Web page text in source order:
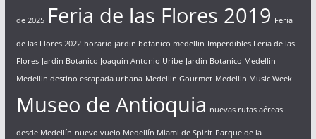
de 2025 Feria de las Flores 2019 Feria
de las Flores 2022 horario jardin botanico medellin Imperdibles Feria de las
Flores Jardin Botanico Joaquin Antonio Uribe Jardin Botanico Medellin
Medellin destino escapada urbana Medellin Gourmet Medellin Music Week
Museo de Antioquia nuevas rutas aéreas
desde Medellín nuevo vuelo Medellín Miami de Spirit Parque de la